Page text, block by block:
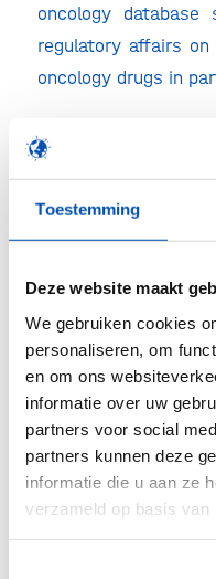
Toestemming
Deze website maakt
We gebruiken cookies
personaliseren, om
en om ons
informatie over uw
partners voor social
partners kunnen deze
informatie die u aan ze
verzameld op basis van
oncology
regulatory affairs
oncology drugs in
…